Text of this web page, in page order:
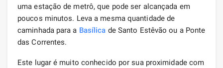
uma estação de metrô, que pode ser alcançada em
poucos minutos. Leva a mesma quantidade de
caminhada para a Basílica de Santo Estêvão ou a Ponte
das Correntes.
Este lugar é muito conhecido por sua proximidade com